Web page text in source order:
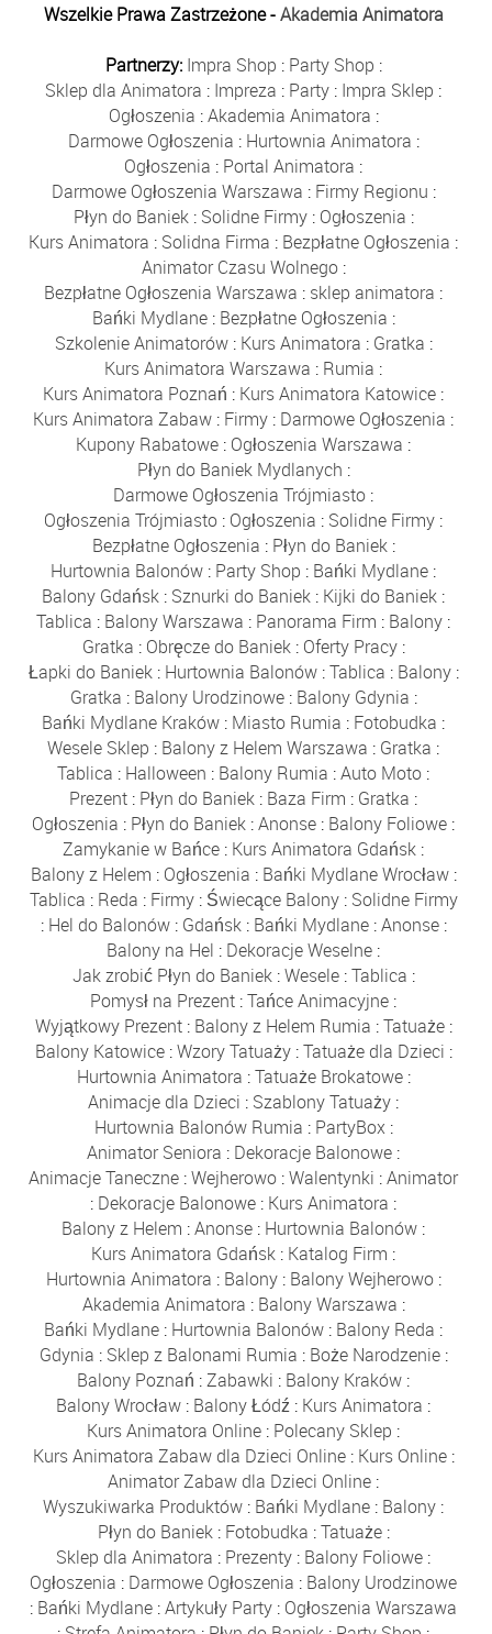
Wszelkie Prawa Zastrzeżone -Akademia Animatora
Partnerzy: Impra Shop : Party Shop :
Sklep dla Animatora : Impreza : Party : Impra Sklep :
Ogłoszenia :Akademia Animatora :
Darmowe Ogłoszenia : Hurtownia Animatora :
Ogłoszenia : Portal Animatora :
Darmowe Ogłoszenia Warszawa : Firmy Regionu :
Płyn do Baniek: Solidne Firmy: Ogłoszenia :
Kurs Animatora : Solidna Firma : Bezpłatne Ogłoszenia :
Animator Czasu Wolnego:
Bezpłatne Ogłoszenia Warszawa : sklep animatora :
Bańki Mydlane: Bezpłatne Ogłoszenia :
Szkolenie Animatorów: Kurs Animatora : Gratka :
Kurs Animatora Warszawa : Rumia :
Kurs Animatora Poznań : Kurs Animatora Katowice :
Kurs Animatora Zabaw : Firmy : Darmowe Ogłoszenia :
Kupony Rabatowe : Ogłoszenia Warszawa :
Płyn do Baniek Mydlanych :
Darmowe Ogłoszenia Trójmiasto :
Ogłoszenia Trójmiasto : Ogłoszenia : Solidne Firmy :
Bezpłatne Ogłoszenia : Płyn do Baniek:
Hurtownia Balonów : Party Shop : Bańki Mydlane :
Balony Gdańsk : Sznurki do Baniek : Kijki do Baniek :
Tablica : Balony Warszawa : Panorama Firm : Balony :
Gratka : Obręcze do Baniek: Oferty Pracy:
Łapki do Baniek: Hurtownia Balonów:Tablica : Balony:
Gratka : Balony Urodzinowe: Balony Gdynia :
Bańki Mydlane Kraków : Miasto Rumia : Fotobudka :
Wesele Sklep : Balony z Helem Warszawa : Gratka :
Tablica : Halloween : Balony Rumia :Auto Moto :
Prezent : Płyn do Baniek : Baza Firm : Gratka :
Ogłoszenia : Płyn do Baniek :Anonse : Balony Foliowe :
Zamykanie w Bańce : Kurs Animatora Gdańsk :
Balony z Helem : Ogłoszenia : Bańki Mydlane Wrocław:
Tablica : Reda : Firmy: Świecące Balony: Solidne Firmy
: Hel do Balonów: Gdańsk: Bańki Mydlane:Anonse:
Balony na Hel : Dekoracje Weselne :
Jak zrobić Płyn do Baniek:Wesele:Tablica :
Pomysł na Prezent :Tańce Animacyjne :
Wyjątkowy Prezent: Balony z Helem Rumia :Tatuaże:
Balony Katowice:Wzory Tatuaży:Tatuaże dla Dzieci :
Hurtownia Animatora :Tatuaże Brokatowe:
Animacje dla Dzieci : Szablony Tatuaży :
Hurtownia Balonów Rumia : PartyBox:
Animator Seniora : Dekoracje Balonowe :
Animacje Taneczne :Wejherowo :Walentynki :Animator
: Dekoracje Balonowe : Kurs Animatora :
Balony z Helem :Anonse : Hurtownia Balonów :
Kurs Animatora Gdańsk : Katalog Firm :
Hurtownia Animatora : Balony: Balony Wejherowo:
Akademia Animatora : Balony Warszawa :
Bańki Mydlane : Hurtownia Balonów : Balony Reda :
Gdynia : Sklep z Balonami Rumia : Boże Narodzenie:
Balony Poznań :Zabawki : Balony Kraków :
Balony Wrocław : Balony Łódź : Kurs Animatora :
Kurs Animatora Online : Polecany Sklep :
Kurs Animatora Zabaw dla Dzieci Online: Kurs Online:
Animator Zabaw dla Dzieci Online :
Wyszukiwarka Produktów : Bańki Mydlane : Balony :
Płyn do Baniek: Fotobudka :Tatuaże:
Sklep dla Animatora : Prezenty : Balony Foliowe :
Ogłoszenia : Darmowe Ogłoszenia : Balony Urodzinowe
: Bańki Mydlane :Artykuły Party : Ogłoszenia Warszawa